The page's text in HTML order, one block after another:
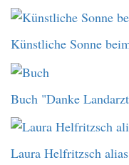
Künstliche Sonne
Buch "Danke
Laura Helfritzsch